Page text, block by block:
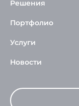
Решения
Портфолио
Услуги
Новости